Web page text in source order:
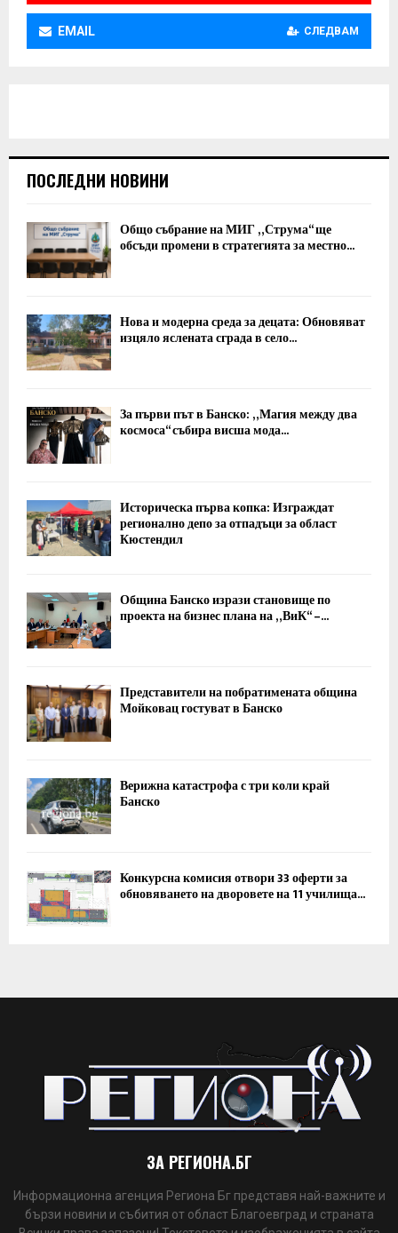
EMAIL СЛЕДВАМ
ПОСЛЕДНИ НОВИНИ
Общо събрание на МИГ „Струма“ ще
обсъди промени в стратегията за местно...
Нова и модерна среда за децата: Обновяват
изцяло яслената сграда в село...
За първи път в Банско: „Магия между два
космоса“ събира висша мода...
Историческа първа копка: Изграждат
регионално депо за отпадъци за област
Кюстендил
Община Банско изрази становище по
проекта на бизнес плана на „ВиК“ –...
Представители на побратимената община
Мойковац гостуват в Банско
Верижна катастрофа с три коли край
Банско
Конкурсна комисия отвори 33 оферти за
обновяването на дворовете на 11 училища...
ЗА РЕГИОНА.БГ
Информационна агенция Региона Бг представя най-важните и
бързи новини и събития от област Благоевград и страната